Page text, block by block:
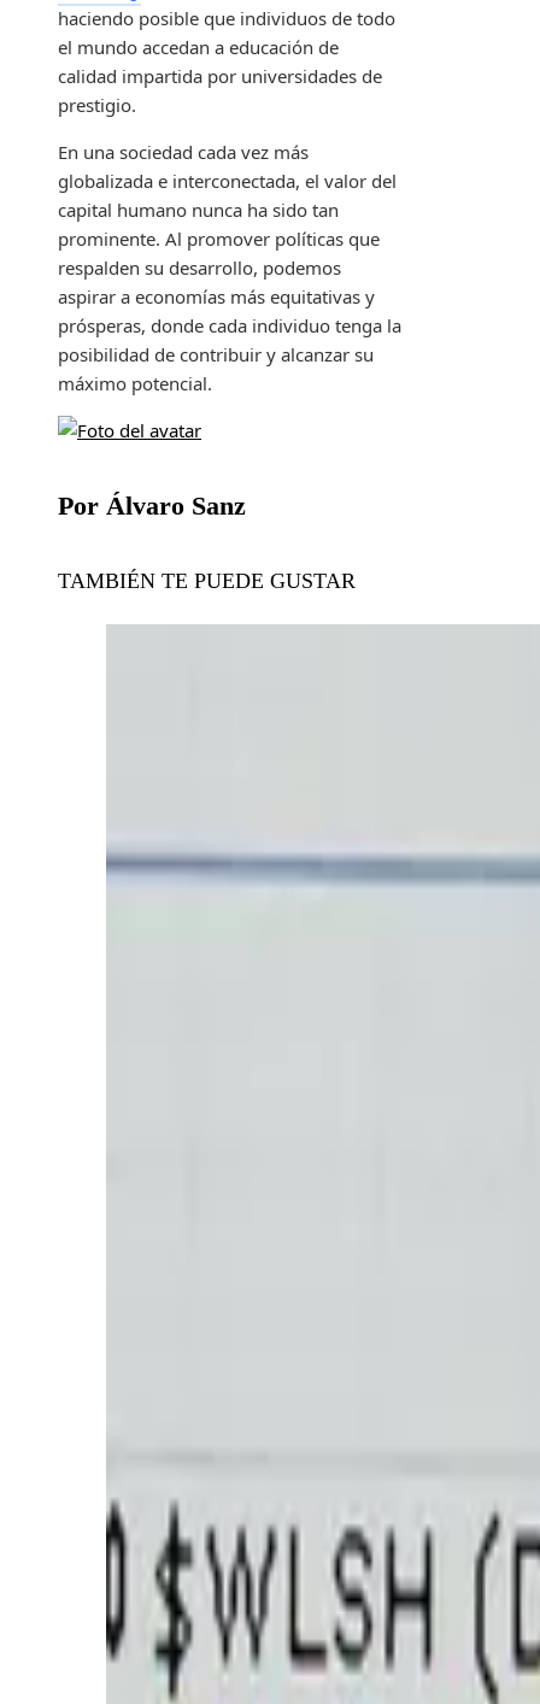
haciendo posible que individuos de todo
el mundo accedan a educación de
calidad impartida por universidades de
prestigio.
En una sociedad cada vez más
globalizada e interconectada, el valor del
capital humano nunca ha sido tan
prominente. Al promover políticas que
respalden su desarrollo, podemos
aspirar a economías más equitativas y
prósperas, donde cada individuo tenga la
posibilidad de contribuir y alcanzar su
máximo potencial.
Por Álvaro Sanz
TAMBIÉN TE PUEDE GUSTAR